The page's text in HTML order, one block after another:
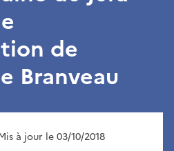
de
Branveau
à jour le 03/10/2018